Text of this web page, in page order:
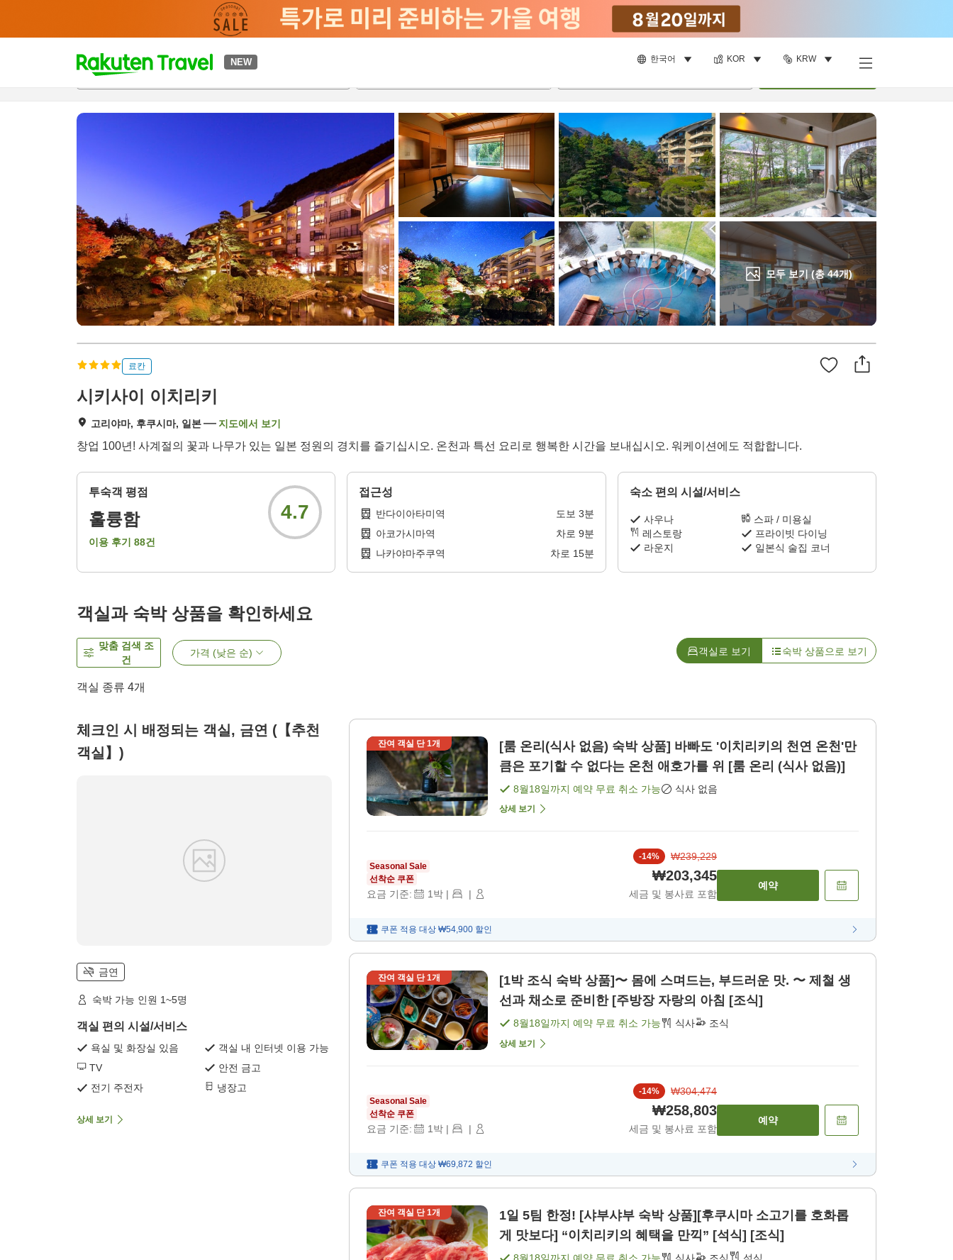
NEW 한국어 KOR KRW
t
p
a
a
r
c
h
모두 보기 (총44개)
개요객실 & 숙박 상품이용 후기 하이라이트
료칸
시키사이 이치리키
고리야마, 후쿠시마, 일본 지도에서 보기
창업 100년! 사계절의 꽃과 나무가 있는 일본 정원의 경치를 즐기십시오. 온천과 특선 요리로 행복한 시간을 보내십시오. 워케이션에도 적합합니다.
투숙객 평점
훌륭함
이용 후기 88건
4.7
접근성
반다이아타미역 도보 3분
아코가시마역
차로 9분
나카야마주쿠역
차로 15분
숙소 편의 시설/서비스
사우나
스파 / 미용실
레스토랑
프라이빗 다이닝
라운지
일본식 술집 코너
객실과 숙박 상품을 확인하세요
맞춤 검색 조
건
가격 (낮은 순) 객실로 보기 숙박 상품으로 보기
객실 종류 4개
체크인 시 배정되는 객실, 금연 (【추천
객실】)
금연
숙박 가능 인원 1~5명
객실 편의 시설/서비스
욕실 및 화장실 있음
객실 내 인터넷 이용 가능
TV
안전 금고
전기 주전자
냉장고
상세 보기
잔여 객실 단1개
[룸 온리(식사 없음) 숙박 상품] 바빠도 '이치리키의 천연 온천'만
큼은 포기할 수 없다는 온천 애호가를 위 [룸 온리 (식사 없음)]
8월18일까지 예약 무료 취소 가능 식사 없음
상세 보기
Seasonal Sale
선착순 쿠폰
요금 기준: 1박 | |
-14% ₩239,229
₩203,345
세금 및 봉사료 포함
예약
쿠폰 적용 대상 ₩54,900 할인
잔여 객실 단1개
[1박 조식 숙박 상품]〜 몸에 스며드는, 부드러운 맛. 〜 제철 생
선과 채소로 준비한 [주방장 자랑의 아침 [조식]
8월18일까지 예약 무료 취소 가능 식사 조식
상세 보기
Seasonal Sale
선착순 쿠폰
요금 기준: 1박 | |
-14% ₩304,474
₩258,803
세금 및 봉사료 포함
예약
쿠폰 적용 대상 ₩69,872 할인
잔여 객실 단1개
1일 5팀 한정! [샤부샤부 숙박 상품][후쿠시마 소고기를 호화롭
게 맛보다] “이치리키의 혜택을 만끽” [석식] [조식]